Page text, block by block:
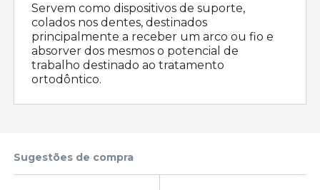
Servem como dispositivos de suporte,
colados nos dentes, destinados
principalmente a receber um arco ou fio e
absorver dos mesmos o potencial de
trabalho destinado ao tratamento
ortodôntico.
Sugestões de compra